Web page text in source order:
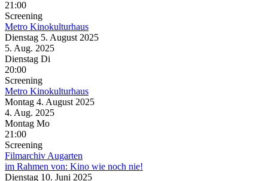
21:00
Screening
Metro Kinokulturhaus
Dienstag 5. August 2025
5. Aug. 2025
Dienstag Di
20:00
Screening
Metro Kinokulturhaus
Montag 4. August 2025
4. Aug. 2025
Montag Mo
21:00
Screening
Filmarchiv Augarten
im Rahmen von: Kino wie noch nie!
Dienstag 10. Juni 2025